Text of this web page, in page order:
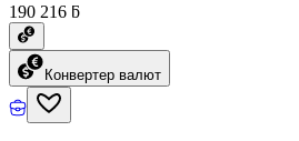
190 216 ƃ
Конвертер валют